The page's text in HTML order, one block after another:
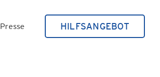
Presse HILFSANGEBOT